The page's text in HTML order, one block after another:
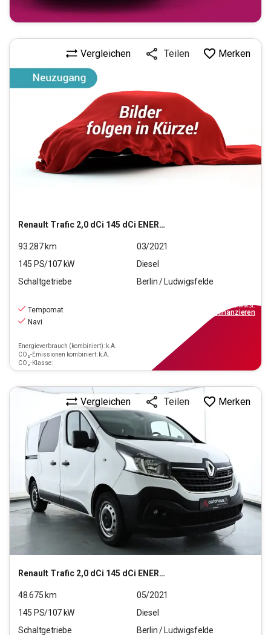
Renault Trafic 2,0 dCi 145 dCi ENERGY L2H1 3,0t Komfort
Vergleichen Teilen Merken
93.287km
03/2021
145 PS/107 kW
Diesel
Schaltgetriebe
Berlin / Ludwigsfelde
Tempomat
Navi
Energieverbrauch (kombiniert): k.A.
CO₂-Emissionen kombiniert: k.A.
CO₂-Klasse:
inkl.MwSt.
finanzieren
Renault Trafic 2,0 dCi 145 dCi ENERGY L1H1 3,0t Komfort
Vergleichen Teilen Merken
48.675 km
05/2021
145 PS/107 kW
Diesel
Schaltgetriebe
Berlin / Ludwigsfelde